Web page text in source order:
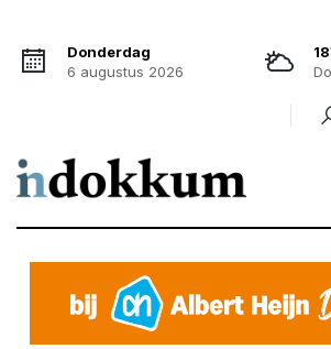
Donderdag
6 augustus 2026
18